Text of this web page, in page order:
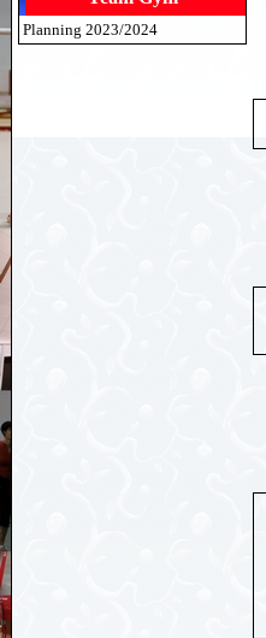
Planning 2023/2024